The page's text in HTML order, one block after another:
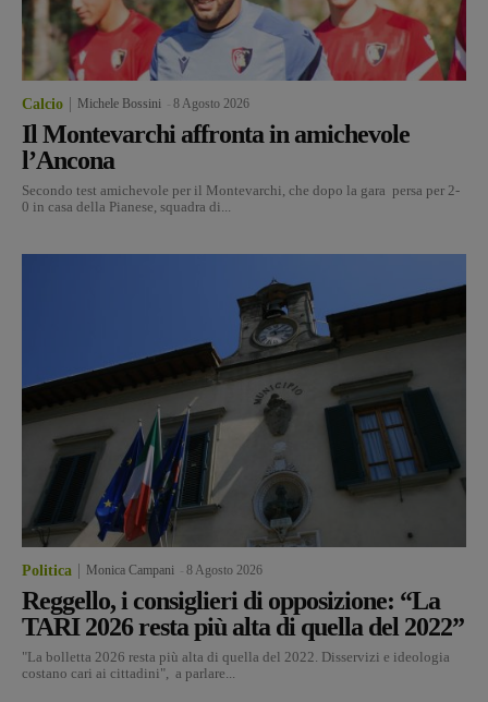
Calcio Michele Bossini 8 Agosto 2026
Il Montevarchi affronta in amichevole
l’Ancona
Secondo test amichevole per il Montevarchi, che dopo la gara persa per 2-
0 in casa della Pianese, squadra di...
Politica Monica Campani 8 Agosto 2026
Reggello, i consiglieri di opposizione: “La
TARI 2026 resta più alta di quella del 2022”
"La bolletta 2026 resta più alta di quella del 2022. Disservizi e ideologia
costano cari ai cittadini", a parlare...